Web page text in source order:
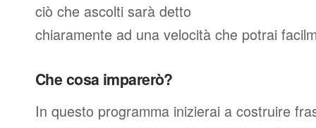
ciò che ascolti sarà detto
chiaramente ad una velocità che potrai
Che cosa imparerò?
In questo programma inizierai a costruire